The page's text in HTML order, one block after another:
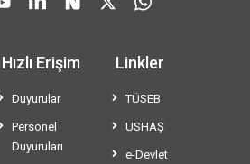
Hızlı Erişim
Duyurular
Personel
Duyuruları
Linkler
TÜSEB
USHAŞ
e-Devlet